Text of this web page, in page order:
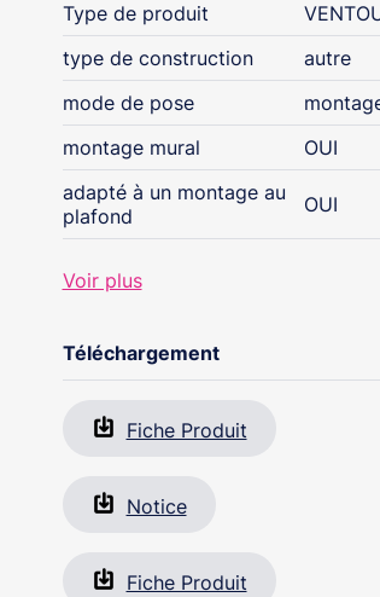
Type de produit
type de construction
autre
mode de pose
montage mural
OUI
adapté à un montage au
plafond
OUI
Voir plus
Téléchargement
Fiche Produit
Notice
Fiche Produit